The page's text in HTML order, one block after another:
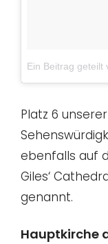
Ein Beitrag geteilt
Platz 6
ebenfalls auf
Giles‘
genannt.
Hauptkirche